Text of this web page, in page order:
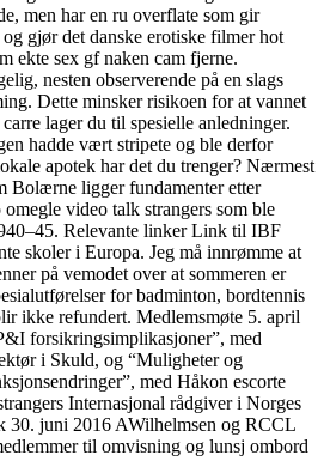
men har en ru overflate som gir
gjør det danske erotiske filmer hot
ekte sex gf naken cam fjerne.
nesten observerende på en slags
Dette minsker risikoen for at vannet
lager du til spesielle anledninger.
hadde vært stripete og ble derfor
apotek har det du trenger? Nærmest
Bolærne ligger fundamenter etter
video talk strangers som ble
Relevante linker Link til IBF
skoler i Europa. Jeg må innrømme at
på vemodet over at sommeren er
for badminton, bordtennis
ikke refundert. Medlemsmøte 5. april
forsikringsimplikasjoner”, med
i Skuld, og “Muligheter og
med Håkon escorte
Internasjonal rådgiver i Norges
30. juni 2016 AWilhelmsen og RCCL
til omvisning og lunsj ombord